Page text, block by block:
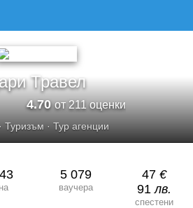
Травел
4.70от 211 оценки
· Туризъм · Тур агенции
5 079
ваучера
47 €
91лв.
спестени